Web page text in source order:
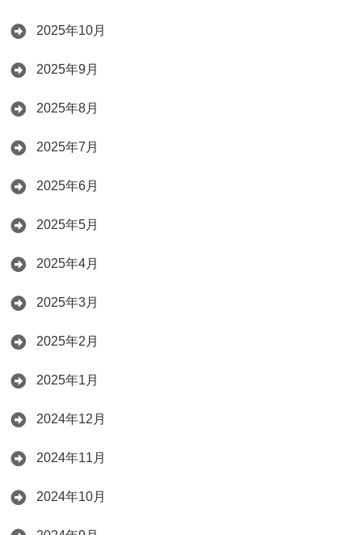
2025年10月
2025年9月
2025年8月
2025年7月
2025年6月
2025年5月
2025年4月
2025年3月
2025年2月
2025年1月
2024年12月
2024年11月
2024年10月